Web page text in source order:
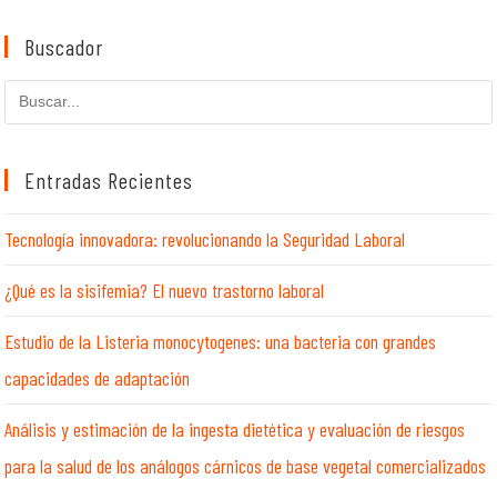
Buscador
Buscar
en
webEntradas Recientes
Tecnología innovadora: revolucionando la Seguridad Laboral
¿Qué es la sisifemia? El nuevo trastorno laboral
Estudio de la Listeria monocytogenes: una bacteria con grandes
capacidades de adaptación
Análisis y estimación de la ingesta dietética y evaluación de riesgos
para la salud de los análogos cárnicos de base vegetal comercializados